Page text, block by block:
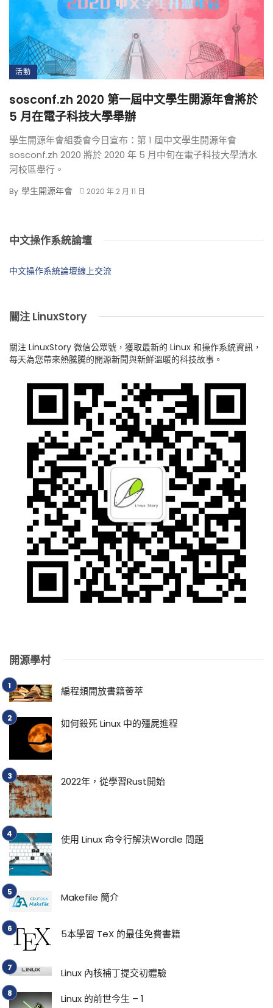
活動
sosconf.zh 2020 第一屆中文學生開源年會將於
5 月在電子科技大學舉辦
學生開源年會組委會今日宣布：第 1 屆中文學生開源年會
sosconf.zh 2020 將於 2020 年 5 月中旬在電子科技大學清水
河校區舉行。
By 學生開源年會 2020 年 2 月 11 日
中文操作系統論壇
中文操作系統論壇線上交流
關注 LinuxStory
關注 LinuxStory 微信公眾號，獲取最新的 Linux 和操作系統資訊，
每天為您帶來熱騰騰的開源新聞與新鮮溫暖的科技故事。
開源學村
編程類開放書籍薈萃
如何殺死 Linux 中的殭屍進程
2022年，從學習Rust開始
使用 Linux 命令行解決Wordle 問題
Makefile 簡介
5本學習 TeX 的最佳免費書籍
Linux 內核補丁提交初體驗
Linux 的前世今生 – 1